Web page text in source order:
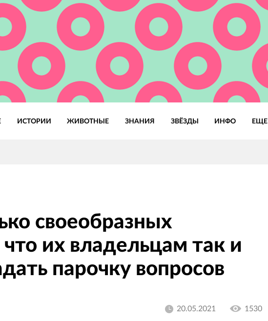
ИСТОРИИ ЖИВОТНЫЕ ЗНАНИЯ ЗВЁЗДЫ ИНФО ЕЩЕ
своеобразных
их владельцам так и
парочку вопросов
20.05.2021 1530